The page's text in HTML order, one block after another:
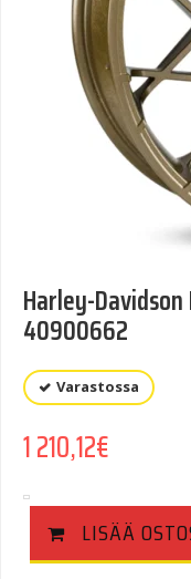
Harley-
40900662
Varastossa
1 210,12€
LISÄÄ